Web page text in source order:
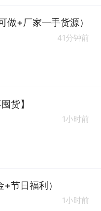
做+厂家一手货源）
41分钟前
货】
1小时前
节日福利）
1小时前